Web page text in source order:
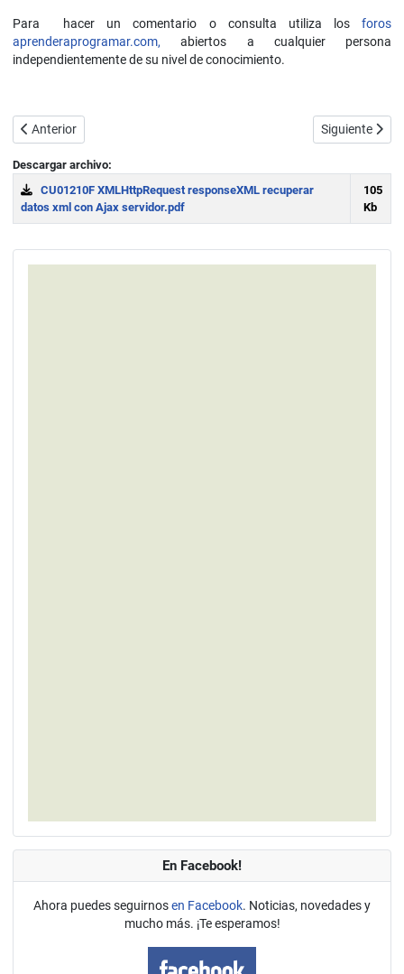
Para hacer un comentario o consulta utiliza losforos
aprenderaprogramar.com, abiertos a cualquier persona
independientemente de su nivel de conocimiento.
Artículo anterior: Métodos open, send, getResponseHeader,
Anterior Artículo
Siguiente
Descargar archivo:
CU01210F XMLHttpRequest responseXML recuperar
datos xml con Ajax servidor.pdf
105
Kb
En Facebook!
Ahora puedes seguirnosen Facebook. Noticias, novedades y
mucho más. ¡Te esperamos!